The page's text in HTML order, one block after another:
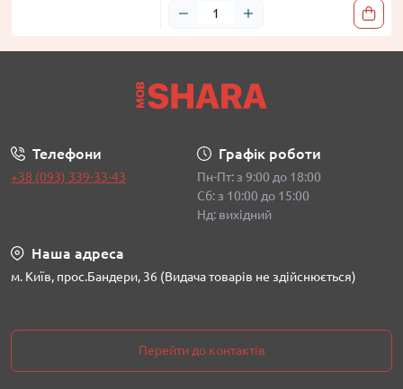
Телефони
+38 (093) 339-33-43
Графік роботи
Пн-Пт: з 9:00 до 18:00
Сб: з 10:00 до 15:00
Нд: вихідний
Наша адреса
м. Київ, прос.Бандери, 36 (Видача товарів не здійснюється)
Перейти до контактів